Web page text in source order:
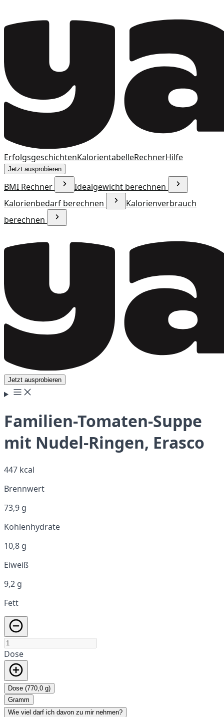
ErfolgsgeschichtenKalorientabelleRechnerHilfe
Jetzt ausprobieren
BMI Rechner
Idealgewicht berechnen
Kalorienbedarf berechnen
Kalorienverbrauch
berechnen
Jetzt ausprobieren
Familien-Tomaten-Suppe
mit Nudel-Ringen, Erasco
447 kcal
Brennwert
73,9 g
Kohlenhydrate
10,8 g
Eiweiß
9,2 g
Fett
Dose
Dose (770,0 g)
Gramm
Wie viel darf ich davon zu mir nehmen?